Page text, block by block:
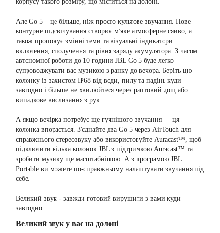
корпусу такого розміру, що міститься на долоні.
Але Go 5 – це більше, ніж просто культове звучання. Нове
контурне підсвічування створює м'яке атмосферне сяйво, а
також пропонує змінні теми та візуальні індикатори
включення, сполучення та рівня заряду акумулятора. З часом
автономної роботи до 10 години JBL Go 5 буде легко
супроводжувати вас музикою з ранку до вечора. Беріть цю
колонку із захистом IP68 від води, пилу та падінь куди
завгодно і більше не хвилюйтеся через раптовий дощ або
випадкове вислизання з рук.
А якщо вечірка потребує ще гучнішого звучання — ця
колонка впорається. З'єднайте два Go 5 через AirTouch для
справжнього стереозвуку або використовуйте Auracast™, щоб
підключити кілька колонок JBL з підтримкою Auracast™ та
зробити музику ще масштабнішою. А з програмою JBL
Portable ви можете по-справжньому налаштувати звучання під
себе.
Великий звук - завжди готовий вирушити з вами куди
завгодно.
Великий звук у вас на долоні